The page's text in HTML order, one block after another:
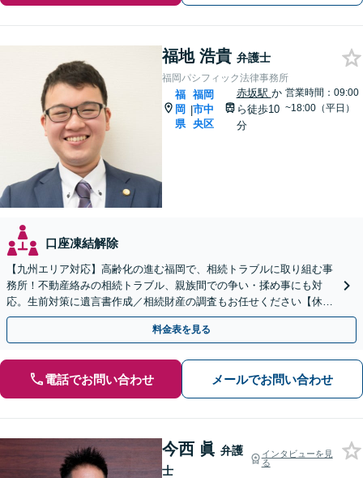
福地 浩貴 弁護士
福岡パシフィック法律事務所
福
岡
県
|
福岡
市中
央区
赤坂駅 か
ら徒歩10
分
営業時間：09:00
~18:00（平日）
口座凍結解除
【九州エリア対応】高齢化の進む福岡で、相続トラブルに取り組む事
務所！不動産絡みの相続トラブル、親族間での争い・揉め事にも対
応。生前対策に遺言書作成／相続財産の調査もお任せください【休
日・夜間面談可】【完全個室】【六本松駅2分】
料金表を見る
電話でお問い合わせ メールでお問い合わせ
今西 眞 弁護
士
インタビューを見
る